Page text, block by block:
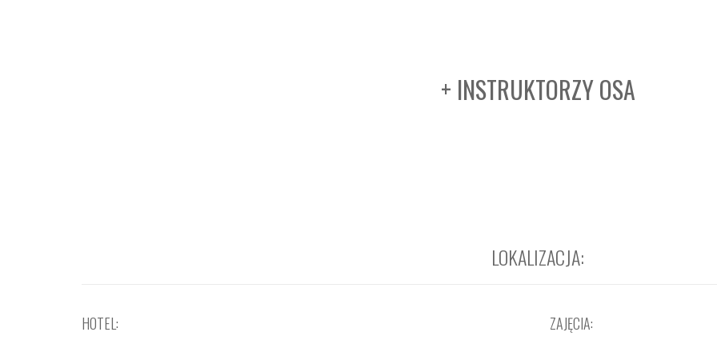
+ INSTRUKTORZY OSA
LOKALIZACJA:
HOTEL: ZAJĘCIA: